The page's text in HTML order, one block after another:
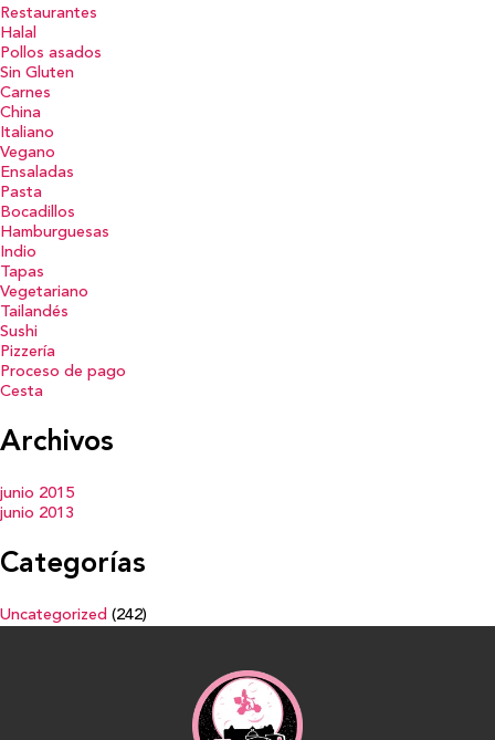
Restaurantes
Halal
Pollos asados
Sin Gluten
Carnes
China
Italiano
Vegano
Ensaladas
Pasta
Bocadillos
Hamburguesas
Indio
Tapas
Vegetariano
Tailandés
Sushi
Pizzería
Proceso de pago
Cesta
Archivos
junio 2015
junio 2013
Categorías
Uncategorized (242)